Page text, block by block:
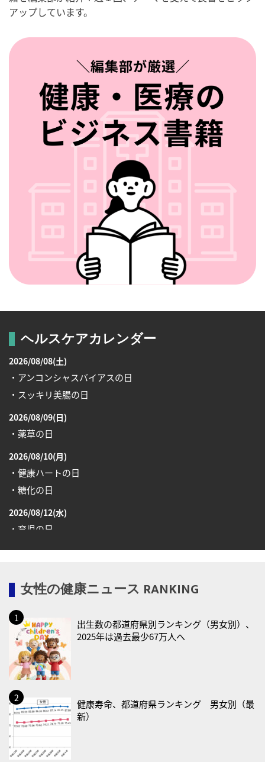
アップしています。
ヘルスケアカレンダー
2026/08/08(土)
・アンコンシャスバイアスの日
・スッキリ美腸の日
2026/08/09(日)
・薬草の日
2026/08/10(月)
・健康ハートの日
・糖化の日
2026/08/12(水)
・育児の日
2026/08/13(木)
2026/08/17(月)
・減塩の日
2026/08/18(火)
・防犯の日
2026/08/19(水)
・食育の日
2026/08/21(金)
・治療アプリの日
・献血の日
女性の健康ニュース RANKING
出生数の都道府県別ランキング（男女別）、
2025年は過去最少67万人へ
健康寿命、都道府県ランキング 男女別（最
新）